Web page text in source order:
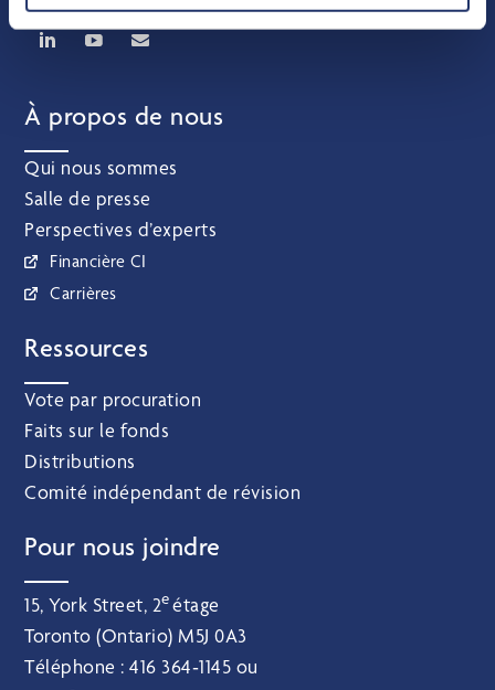
À propos de nous
Qui nous sommes
Salle de presse
Perspectives d’experts
Financière CI
Carrières
Ressources
Vote par procuration
Faits sur le fonds
Distributions
Comité indépendant de révision
Pour nous joindre
15, York Street, 2eétage
Toronto (Ontario) M5J 0A3
Téléphone :416 364‑1145 ou